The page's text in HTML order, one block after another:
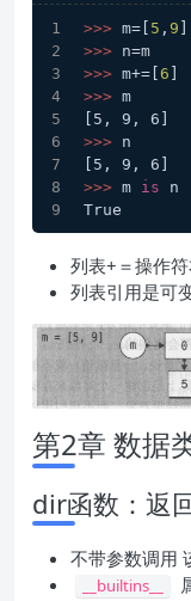
>>> m=[ 5 , 9
>>> n=m
>>> m+=[ 6
>>> m
[5, 9, 6]
>>> n
[5, 9, 6]
>>> m is n
True
列表+＝操作
列表引用是可
第2章 数据
dir函数：返
不带参数调用
__builtins__